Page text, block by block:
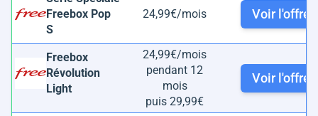
Freebox Pop
S
24,99€/mois Voir l'offre
Freebox
Révolution
Light
24,99€/mois
pendant 12
mois
puis 29,99€
Voir l'offre